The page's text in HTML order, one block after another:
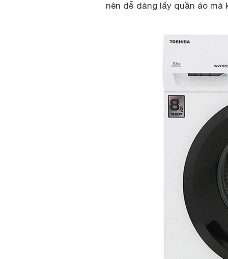
nên dễ dàng lấy quần áo